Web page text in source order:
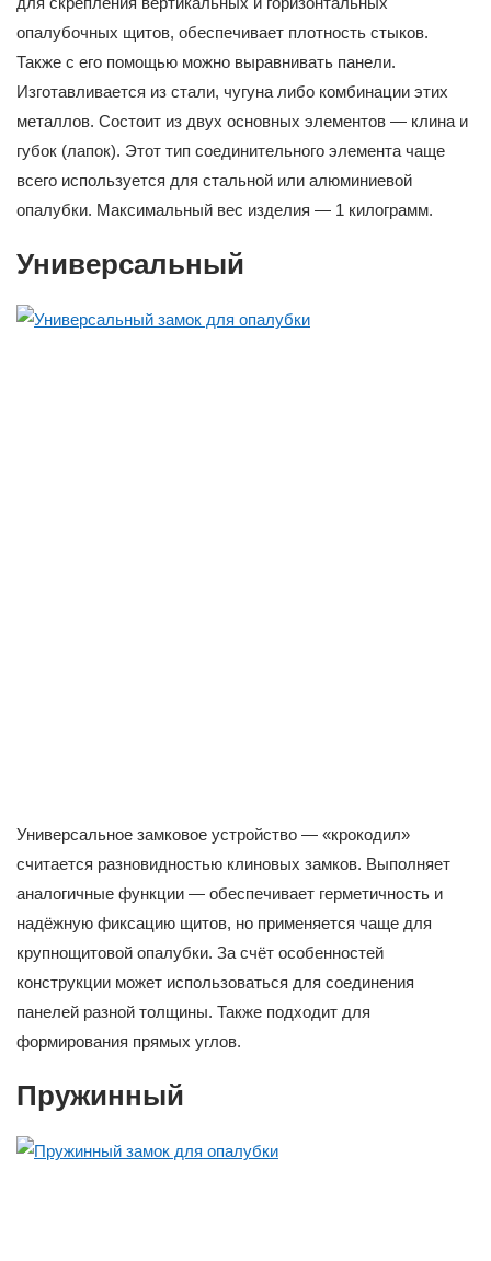
опалубочных щитов, обеспечивает плотность стыков.
Также с его помощью можно выравнивать панели.
Изготавливается из стали, чугуна либо комбинации этих
металлов. Состоит из двух основных элементов — клина и
губок (лапок). Этот тип соединительного элемента чаще
всего используется для стальной или алюминиевой
опалубки. Максимальный вес изделия — 1 килограмм.
Универсальный
Универсальное замковое устройство — «крокодил»
считается разновидностью клиновых замков. Выполняет
аналогичные функции — обеспечивает герметичность и
надёжную фиксацию щитов, но применяется чаще для
крупнощитовой опалубки. За счёт особенностей
конструкции может использоваться для соединения
панелей разной толщины. Также подходит для
формирования прямых углов.
Пружинный